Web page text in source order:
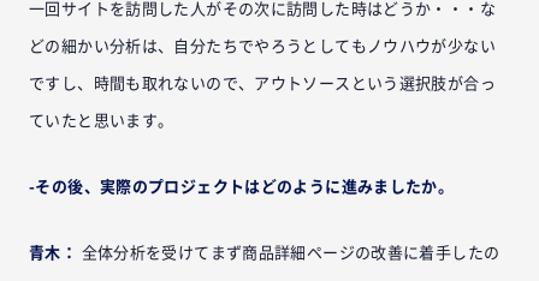
一回サイトを訪問した人がその次に訪問した時はどうか・・・な
どの細かい分析は、自分たちでやろうとしてもノウハウが少ない
ですし、時間も取れないので、アウトソースという選択肢が合っ
ていたと思います。
-その後、実際のプロジェクトはどのように進みましたか。
青木： 全体分析を受けてまず商品詳細ページの改善に着手したの